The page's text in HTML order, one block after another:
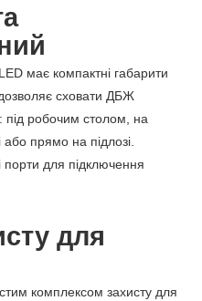
має компактні габарити
сховати ДБЖ
під робочим столом, на
або прямо на підлозі.
порти для підключення
для
комплексом захисту для